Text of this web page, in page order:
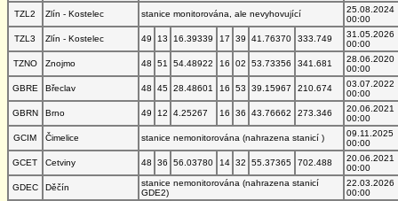
TZL2
Zlín - Kostelec stanice monitorována, ale nevyhovující
25.08.2024
00:00
TZL3
Zlín - Kostelec 49 13 16.39339 17 39 41.76370 333.749
31.05.2026
00:00
TZNO
Znojmo 48 51 54.48922 16 02 53.73356 341.681
28.06.2020
00:00
GBRE
Břeclav 48 45 28.48601 16 53 39.15967 210.674
03.07.2022
00:00
GBRN
Brno 49 12 4.25267 16 36 43.76662 273.346
20.06.2021
00:00
GCIM
Čimelice stanice nemonitorována (nahrazena stanicí )
09.11.2025
00:00
GCET
Cetviny 48 36 56.03780 14 32 55.37365 702.488
20.06.2021
00:00
GDEC
Děčín
stanice nemonitorována (nahrazena stanicí
GDE2)
22.03.2026
00:00